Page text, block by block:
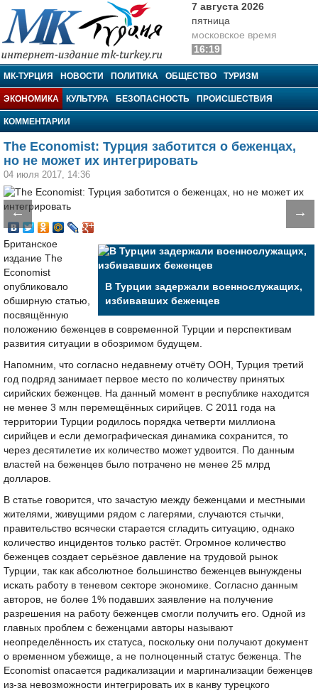
МК-Турция
7 августа 2026
пятница
московское время
16:19
МК-ТУРЦИЯ НОВОСТИ ПОЛИТИКА ОБЩЕСТВО ТУРИЗМ
ЭКОНОМИКА КУЛЬТУРА БЕЗОПАСНОСТЬ ПРОИСШЕСТВИЯ
КОММЕНТАРИИ
The Economist: Турция заботится о беженцах,
но не может их интегрировать
04 июля 2017, 14:36
← →
В Турции задержали военнослужащих,
избивавших беженцев
Британское
издание The
Economist
опубликовало
обширную статью,
посвящённую
положению беженцев в современной Турции и перспективам
развития ситуации в обозримом будущем.
Напомним, что согласно недавнему отчёту ООН, Турция третий
год подряд занимает первое место по количеству принятых
сирийских беженцев. На данный момент в республике находится
не менее 3 млн перемещённых сирийцев. С 2011 года на
территории Турции родилось порядка четверти миллиона
сирийцев и если демографическая динамика сохранится, то
через десятилетие их количество может удвоится. По данным
властей на беженцев было потрачено не менее 25 млрд
долларов.
В статье говорится, что зачастую между беженцами и местными
жителями, живущими рядом с лагерями, случаются стычки,
правительство всячески старается сгладить ситуацию, однако
количество инцидентов только растёт. Огромное количество
беженцев создает серьёзное давление на трудовой рынок
Турции, так как абсолютное большинство беженцев вынуждены
искать работу в теневом секторе экономике. Согласно данным
авторов, не более 1% подавших заявление на получение
разрешения на работу беженцев смогли получить его. Одной из
главных проблем с беженцами авторы называют
неопределённость их статуса, поскольку они получают документ
о временном убежище, а не полноценный статус беженца. The
Economist опасается радикализации и маргинализации беженцев
из-за невозможности интегрировать их в канву турецкого